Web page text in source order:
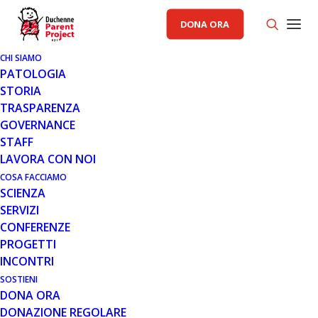
DONA ORA
CHI SIAMO
PATOLOGIA
STORIA
TRASPARENZA
GOVERNANCE
STAFF
LAVORA CON NOI
COSA FACCIAMO
SCIENZA
SERVIZI
CONFERENZE
PROGETTI
INCONTRI
SOSTIENI
DONA ORA
DONAZIONE REGOLARE
PRIMO PIANO PP
20 DIC 2017
“QUANDO PARENT È IN
VACANZA… SUCCEDONO
GRANDI COSE”